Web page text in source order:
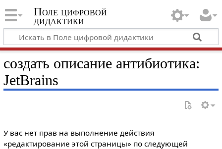
Поле цифровой
дидактики
создать описание антибиотика:
JetBrains
У вас нет прав на выполнение действия
«редактирование этой страницы» по следующей